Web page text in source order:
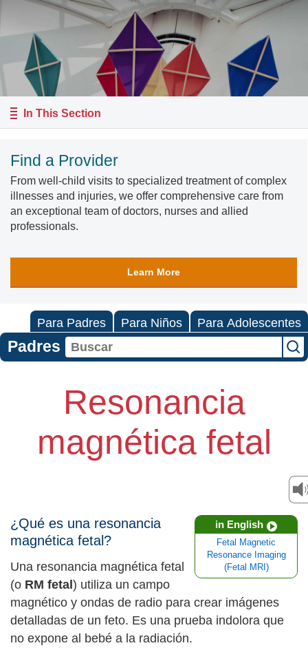
In This Section
Find a Provider
From well-child visits to specialized treatment of complex
illnesses and injuries, we offer comprehensive care from
an exceptional team of doctors, nurses and allied
professionals.
Learn More
Para Padres Para Niños Para Adolescentes
Padres
Resonancia
magnética fetal
in English
Fetal Magnetic
Resonance Imaging
(Fetal MRI)
¿Qué es una resonancia
magnética fetal?
Una resonancia magnética fetal
(o RM fetal ) utiliza un campo
magnético y ondas de radio para crear imágenes
detalladas de un feto. Es una prueba indolora que
no expone al bebé a la radiación.